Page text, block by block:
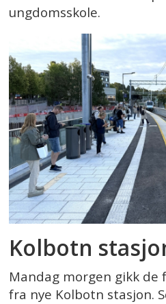
ungdomsskole.
Kolbotn
Mandag morgen gikk
fra nye Kolbotn stasjon.